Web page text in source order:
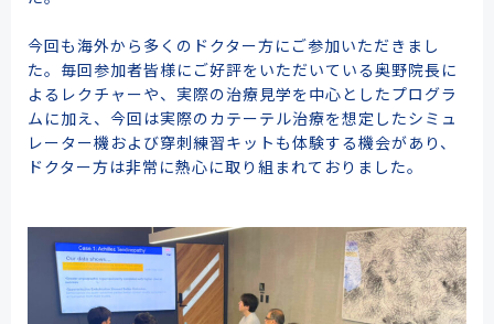
今回も海外から多くのドクター方にご参加いただきまし
た。毎回参加者皆様にご好評をいただいている奥野院長に
よるレクチャーや、実際の治療見学を中心としたプログラ
ムに加え、今回は実際のカテーテル治療を想定したシミュ
レーター機および穿刺練習キットも体験する機会があり、
ドクター方は非常に熱心に取り組まれておりました。